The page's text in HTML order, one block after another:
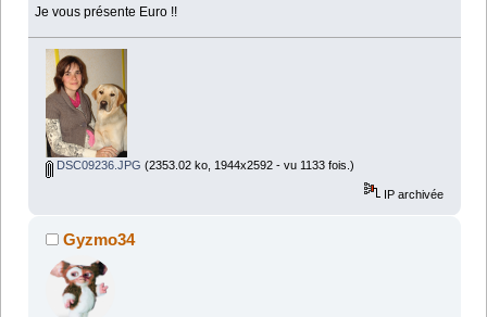
Je vous présente Euro !!
DSC09236.JPG (2353.02 ko, 1944x2592 - vu 1133 fois.)
IP archivée
Gyzmo34